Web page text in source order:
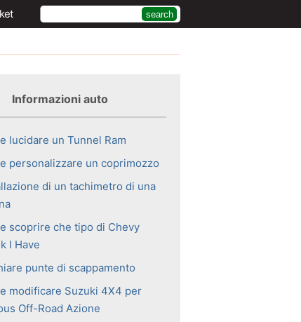
Informazioni auto
lucidare un Tunnel Ram
personalizzare un coprimozzo
di un tachimetro di una
scoprire che tipo di Chevy
I Have
punte di scappamento
modificare Suzuki 4X4 per
Off-Road Azione